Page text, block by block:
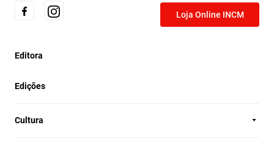
Loja Online INCM
Editora
Edições
Cultura